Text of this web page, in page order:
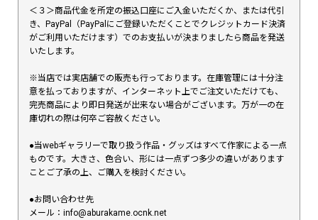
＜３＞商品代金を所定の振込口座にご入金いただくか、または代引
き、PayPal（PayPalにご登録いただくことでクレジットカード決済
がご利用いただけます）でのお支払いが決まりましたら商品を発送
いたします。
※当店では実店舗での販売も行っております。在庫管理には十分注
意を払っておりますが、インターネット上でご注文いただけても、
完売商品により即日発送が出来ない場合がございます。万が一の在
庫切れの際は何卒ご容赦ください。
●当webギャラリーで取り扱う作品・グッズはすべて作家による一点
ものです。大きさ、色合い、形には一点ずつ多少の違いがあります
ことご了承の上、ご購入を検討ください。
●お問い合わせ先
メール：info@aburakame.ocnk.net